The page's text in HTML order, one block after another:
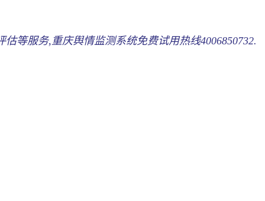
等服务,重庆舆情监测系统免费试用热线4006850732.